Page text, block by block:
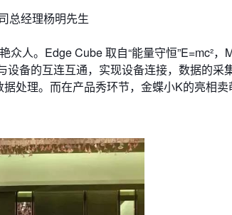
总经理杨明先生
人。Edge Cube 取自“能量守恒”E=mc²，
备的互连互通，实现设备连接，数据的采
处理。而在产品秀环节，金蝶小K的亮相